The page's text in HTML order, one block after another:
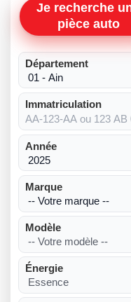
Je recherche
pièce auto
Département
Immatriculation
Année
Marque
Modèle
Énergie